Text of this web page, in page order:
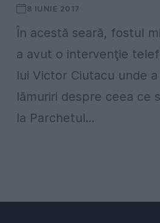
8 IUNIE 2017
În acestă seară, fostul
a avut o intervenţie
lui Victor Ciutacu unde
lămuriri despre ceea ce
la Parchetul...